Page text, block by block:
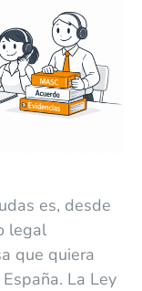
es, desde
legal
que quiera
La Ley